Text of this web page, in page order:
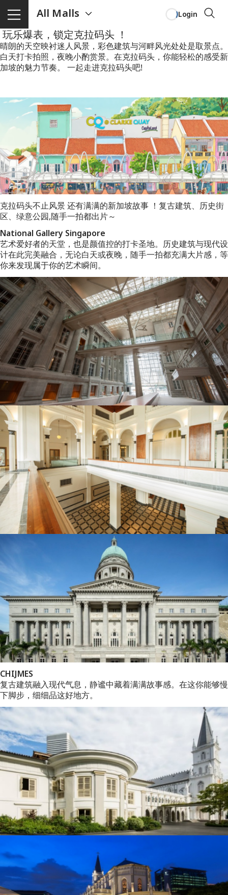
All Malls Login
玩乐爆表，锁定克拉码头 ！
晴朗的天空映衬迷人风景，彩色建筑与河畔风光处处是取景点。
白天打卡拍照，夜晚小酌赏景。在克拉码头，你能轻松的感受新
加坡的魅力节奏。 一起走进克拉码头吧!
克拉码头不止风景 还有满满的新加坡故事 ！复古建筑、历史街
区、绿意公园,随手一拍都出片～
National Gallery Singapore
艺术爱好者的天堂，也是颜值控的打卡圣地。历史建筑与现代设
计在此完美融合，无论白天或夜晚，随手一拍都充满大片感，等
你来发现属于你的艺术瞬间。
CHIJMES
复古建筑融入现代气息，静谧中藏着满满故事感。在这你能够慢
下脚步，细细品这好地方。